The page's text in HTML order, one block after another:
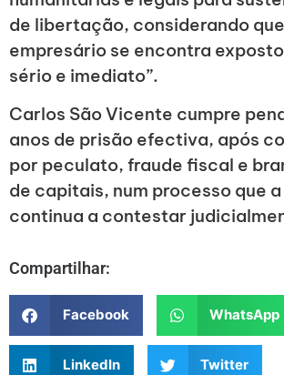
de libertação, considerando
empresário se encontra
sério e imediato”.
Carlos São Vicente cumpre
anos de prisão efectiva, após
por peculato, fraude fiscal e
de capitais, num processo que
continua a contestar
Compartilhar:
Facebook WhatsApp
LinkedIn Twitter